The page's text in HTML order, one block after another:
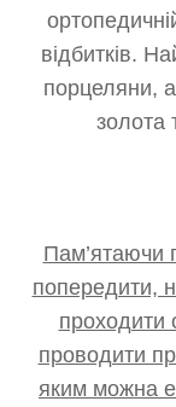
відбитків.
порцеляни,
золота
Пам’ятаючи
попередити,
проходити
проводити
яким можна